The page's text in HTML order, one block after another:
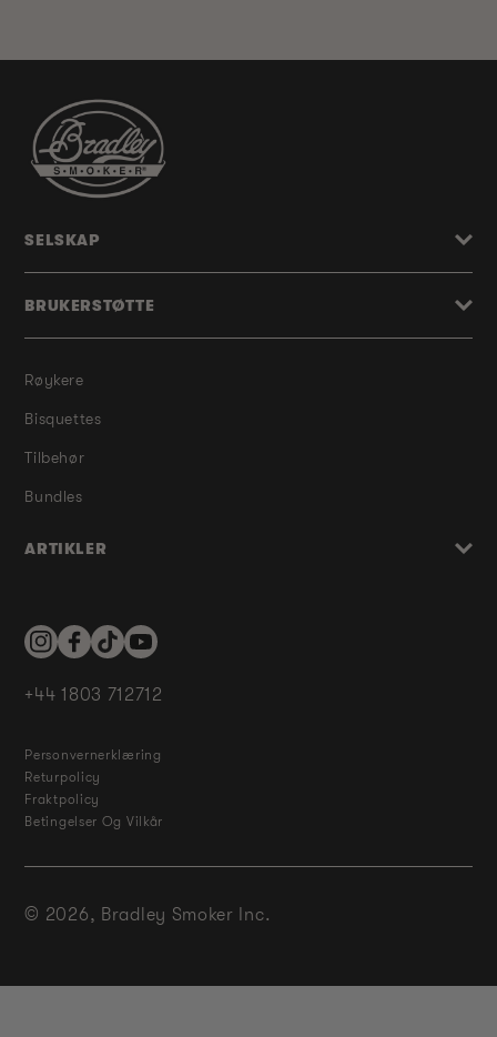
Røykere
Bisquettes
Tilbehør
Bundles
ARTIKLER
SELSKAP
BRUKERSTØTTE
InstagramFacebookTikTokYouTube
+44 1803 712712
Personvernerklæring
Returpolicy
Fraktpolicy
Betingelser Og Vilkår
© 2026, Bradley Smoker Inc.